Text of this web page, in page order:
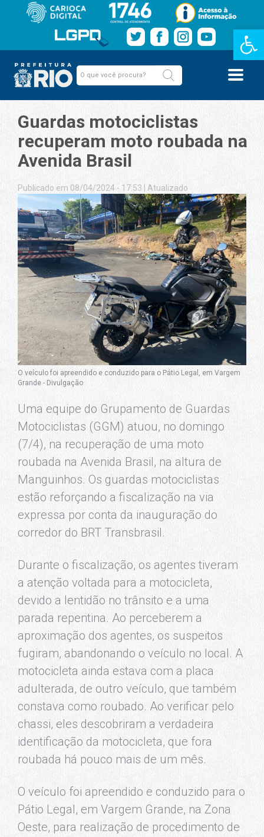
Barra de
Guardas motociclistas
recuperam moto roubada na
Avenida Brasil
Publicado em 08/04/2024 - 17:53 Atualizado
O veículo foi apreendido e conduzido para o Pátio Legal, em Vargem
Grande - Divulgação
Uma equipe do Grupamento de Guardas
Motociclistas (GGM) atuou, no domingo
(7/4), na recuperação de uma moto
roubada na Avenida Brasil, na altura de
Manguinhos. Os guardas motociclistas
estão reforçando a fiscalização na via
expressa por conta da inauguração do
corredor do BRT Transbrasil.
Durante o fiscalização, os agentes tiveram
a atenção voltada para a motocicleta,
devido a lentidão no trânsito e a uma
parada repentina. Ao perceberem a
aproximação dos agentes, os suspeitos
fugiram, abandonando o veículo no local. A
motocicleta ainda estava com a placa
adulterada, de outro veículo, que também
constava como roubado. Ao verificar pelo
chassi, eles descobriram a verdadeira
identificação da motocicleta, que fora
roubada há pouco mais de um mês.
O veículo foi apreendido e conduzido para o
Pátio Legal, em Vargem Grande, na Zona
Oeste, para realização de procedimento de